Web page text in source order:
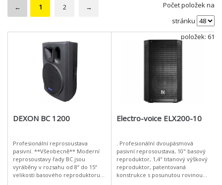
← 1 2 →
Počet položek na
stránku
položek: 61
DEXON BC 1200
Profesionální reprosoustava
pasivní. **Všeobecně** Moderní
reprosoustavy řady BC jsou
vyráběny v rozsahu od 8“ do 15“
velikosti basového reproduktoru,
Electro-voice ELX200-10
. Profesionální dvoupásmová
pasivní reprosoustava, 10" basový
reproduktor, 1,4" titanový výškový
reproduktor, patentovaná
konstrukce s posunutou rovinou